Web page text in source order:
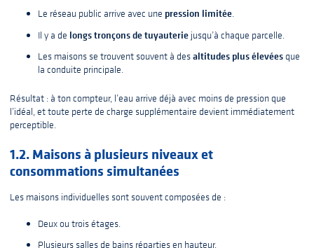
Le réseau public arrive avec une pression limitée.
Il y a de longs tronçons de tuyauterie jusqu’à chaque parcelle.
Les maisons se trouvent souvent à desaltitudes plus élevéesque
la conduite principale.
Résultat : à ton compteur, l’eau arrive déjà avec moins de pression que
l’idéal, et toute perte de charge supplémentaire devient immédiatement
perceptible.
1.2. Maisons à plusieurs niveaux et
consommations simultanées
Les maisons individuelles sont souvent composées de :
Deux ou trois étages.
Plusieurs salles de bains réparties en hauteur.